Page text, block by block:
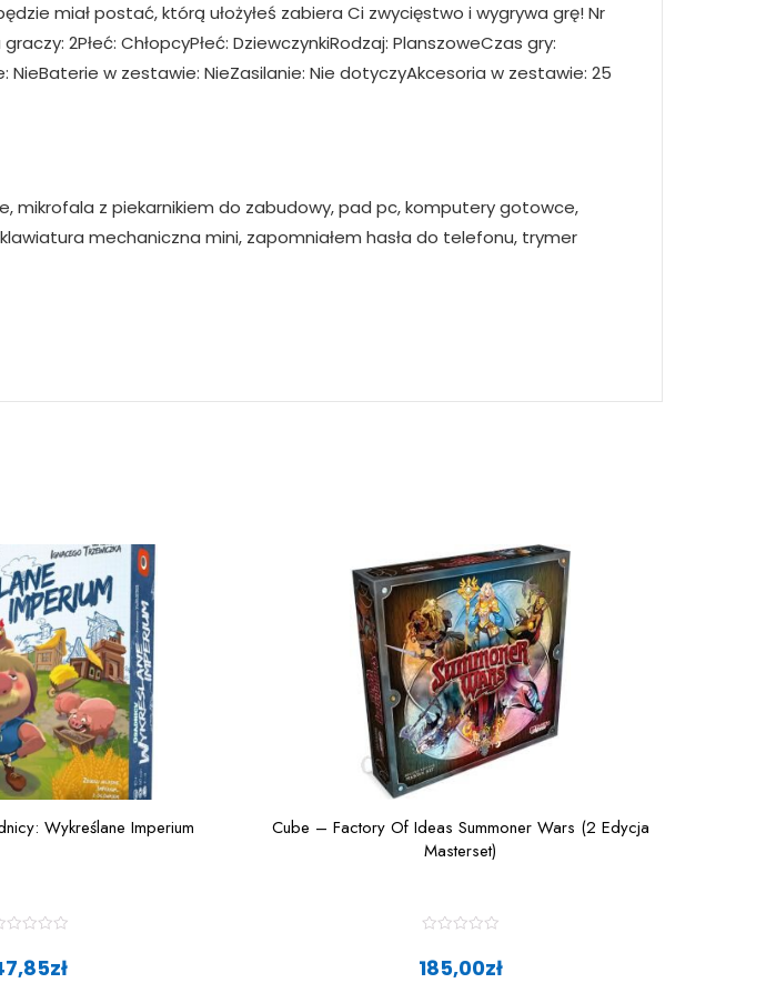
miał postać, którą ułożyłeś zabiera Ci zwycięstwo i wygrywa grę! Nr
2Płeć: ChłopcyPłeć: DziewczynkiRodzaj: PlanszoweCzas gry:
w zestawie: NieZasilanie: Nie dotyczyAkcesoria w zestawie: 25
mikrofala z piekarnikiem do zabudowy, pad pc, komputery gotowce,
mechaniczna mini, zapomniałem hasła do telefonu, trymer
Wykreślane Imperium
zł
Cube – Factory Of Ideas Summoner Wars (2 Edycja
Masterset)
185,00zł